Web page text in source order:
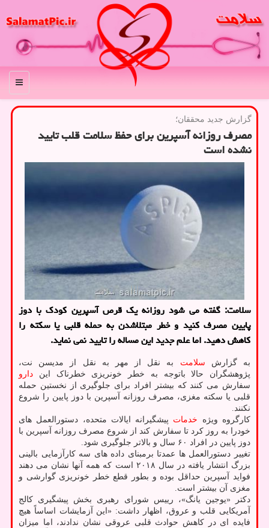
منو
گزارش جدید محققان؛
مصرف روزانه آسپرین برای حفظ سلامت قلب تایید
نشده است
سلامت: گفته می شود روزانه یک قرص آسپرین کودک با دوز
پایین مصرف کنید و خطر مبتلاشدن به حمله قلبی یا سکته را
کاهش دهید. اما علم جدید این مساله را تایید نمی نماید.
به گزارش سلامت به نقل از مهر به نقل از مدیسن نت،
پژوهشگران حالا باتوجه به خطر خونریزی خطرناک این دارو
سفارش می کنند که بیشتر افراد برای جلوگیری از نخستین حمله
قلبی یا سکته مغزی، مصرف روزانه آسپرین با دوز پایین را شروع
نکنند.
کارگروه ویژه خدمات پیشگیرانه ایالات متحده، دستورالعمل های
خودرا به روز کرد تا سفارش کند از شروع مصرف روزانه آسپرین با
دوز پایین در افراد ۶۰ سال و بالاتر جلوگیری شود.
تغییر دستورالعمل ها عمدتا برمبنای داده های سه کارآزمایی بالینی
بزرگ انتشار یافته در سال ۲۰۱۸ است که همه آنها نشان می دهند
فواید آسپرین حداقل بوده و بطور قطع خطر خونریزی گوارشی و
مغزی آن بیشتر است.
دکتر «یوجین یانگ»، رییس شورای رهبری بخش پیشگیری کالج
آمریکایی قلب و عروق، اظهار داشت: «این آزمایشات اساساً هیچ
فایده ای در کاهش حوادث قلبی عروقی نشان ندادند، اما میزان